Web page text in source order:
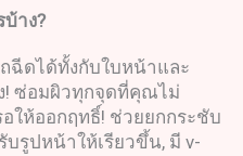
บ้าง?
ฉีดได้ทั้งกับใบหน้าและ
! ซ่อมผิวทุกจุดที่คุณไม่
ให้ออกฤทธิ์! ช่วยยกกระชับ
บรูปหน้าให้เรียวขึ้น, มี v-